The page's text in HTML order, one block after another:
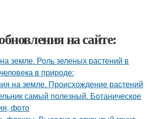
на сайте:
земле. Роль зеленых растений в
в природе:
на земле. Происхождение растений
самый полезный. Ботаническое
фото